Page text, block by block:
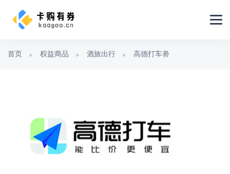
首页 权益商品 酒旅出行 高德打车劵